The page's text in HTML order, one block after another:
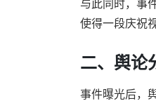
与此同时，事
使得一段庆祝
二、舆论
事件曝光后，